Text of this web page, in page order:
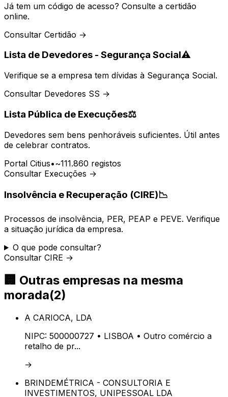
Já tem um código de acesso? Consulte a certidão
online.
Consultar Certidão →
Lista de Devedores - Segurança Social⚠️
Verifique se a empresa tem dívidas à Segurança Social.
Consultar Devedores SS →
Lista Pública de Execuções⚖️
Devedores sem bens penhoráveis suficientes. Útil antes
de celebrar contratos.
Portal Citius•~111.860 registos
Consultar Execuções →
Insolvência e Recuperação (CIRE)📉
Processos de insolvência, PER, PEAP e PEVE. Verifique
a situação jurídica da empresa.
O que pode consultar?
Consultar CIRE →
🏢 Outras empresas na mesma
morada(2)
A CARIOCA, LDA
NIPC: 500000727 • LISBOA • Outro comércio a
retalho de pr...
→
BRINDEMÉTRICA - CONSULTORIA E
INVESTIMENTOS, UNIPESSOAL LDA